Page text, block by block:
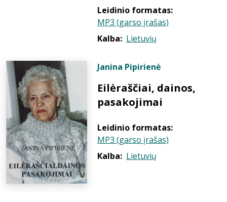
Leidinio formatas:
MP3 (garso įrašas)
Kalba: Lietuvių
Janina Pipirienė
Eilėraščiai, dainos,
pasakojimai
Leidinio formatas:
MP3 (garso įrašas)
Kalba: Lietuvių